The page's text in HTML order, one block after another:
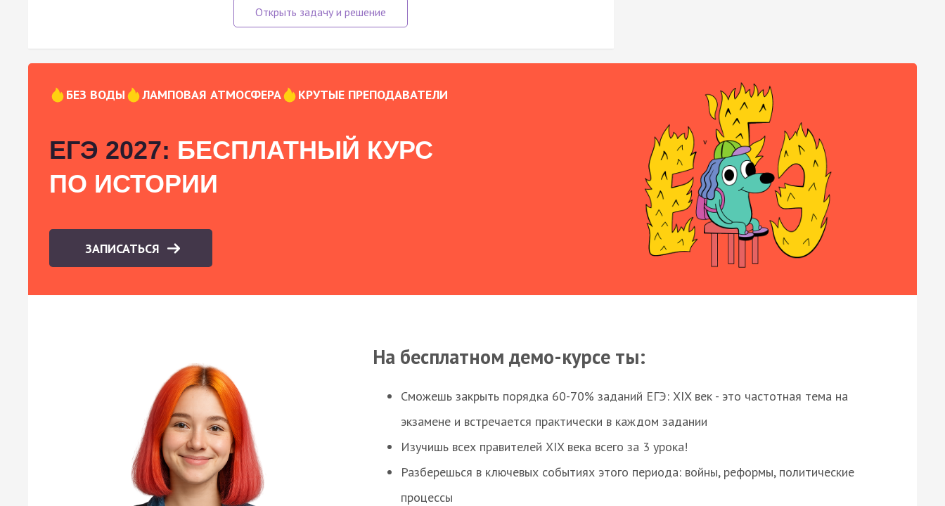
БЕЗ ВОДЫ ЛАМПОВАЯ АТМОСФЕРА КРУТЫЕ ПРЕПОДАВАТЕЛИ
ЕГЭ 2027: БЕСПЛАТНЫЙ КУРС
ПО ИСТОРИИ
ЗАПИСАТЬСЯ
На бесплатном демо-курсе ты:
Сможешь закрыть порядка 60-70% заданий ЕГЭ: XIX век - это частотная тема на
экзамене и встречается практически в каждом задании
Изучишь всех правителей XIX века всего за 3 урока!
Разберешься в ключевых событиях этого периода: войны, реформы, политические
процессы